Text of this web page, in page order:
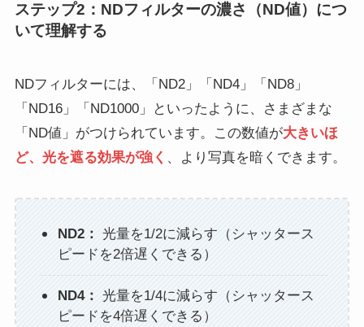
ステップ2：NDフィルターの濃さ（ND値）につ
いて理解する
NDフィルターには、「ND2」「ND4」「ND8」
「ND16」「ND1000」といったように、さまざまな
「ND値」がつけられています。この数値が大きいほ
ど、光を遮る効果が強く 、より写真を暗くできます。
ND2： 光量を1/2に減らす（シャッタース
ピードを2倍遅くできる）
ND4： 光量を1/4に減らす（シャッタース
ピードを4倍遅くできる）